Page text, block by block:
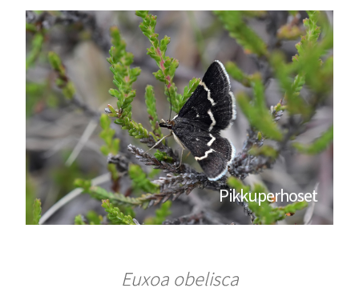
Pikkuperhoset
Euxoa obelisca